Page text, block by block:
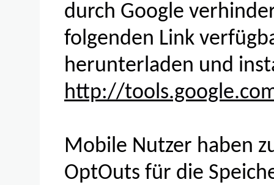
durch Google
folgenden Link
herunterladen und
http://
Mobile Nutzer haben
OptOuts für die